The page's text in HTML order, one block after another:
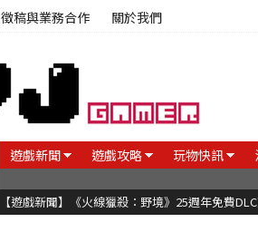
徵稿與業務合作 關於我們
遊戲新聞 遊戲攻略 玩物快訊
【遊戲新聞】《火線獵殺：野境》25週年免費